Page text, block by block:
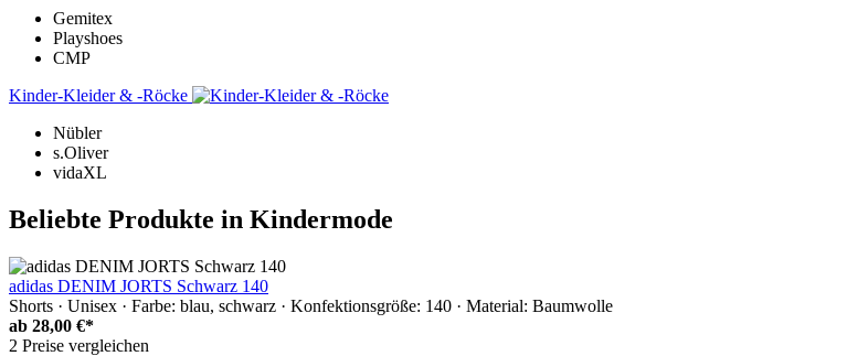
Gemitex
Playshoes
CMP
Kinder-Kleider & -Röcke
Nübler
s.Oliver
vidaXL
Beliebte Produkte in Kindermode
adidas DENIM JORTS Schwarz 140
Shorts · Unisex · Farbe: blau, schwarz · Konfektionsgröße: 140 · Material: Baumwolle
ab 28,00 €*
2 Preise vergleichen